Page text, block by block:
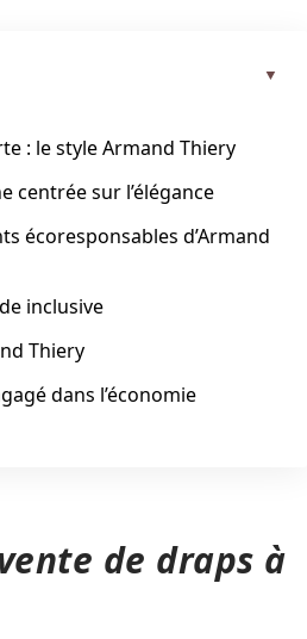
: le style Armand Thiery
centrée sur l’élégance
écoresponsables d’Armand
inclusive
Thiery
dans l’économie
de draps à